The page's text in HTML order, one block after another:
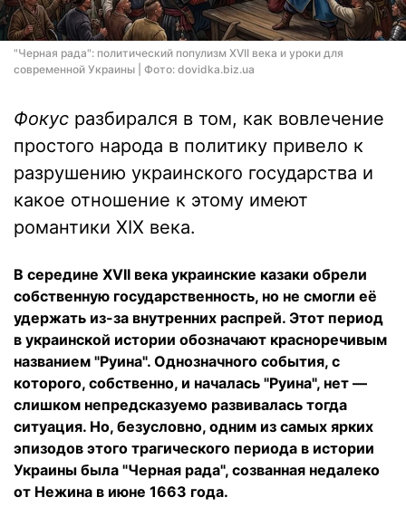
"Черная рада": политический популизм XVII века и уроки для
современной Украины | Фото: dovidka.biz.ua
Фокус разбирался в том, как вовлечение
простого народа в политику привело к
разрушению украинского государства и
какое отношение к этому имеют
романтики XIX века.
В середине XVII века украинские казаки обрели
собственную государственность, но не смогли её
удержать из-за внутренних распрей. Этот период
в украинской истории обозначают красноречивым
названием "Руина". Однозначного события, с
которого, собственно, и началась "Руина", нет —
слишком непредсказуемо развивалась тогда
ситуация. Но, безусловно, одним из самых ярких
эпизодов этого трагического периода в истории
Украины была "Черная рада", созванная недалеко
от Нежина в июне 1663 года.